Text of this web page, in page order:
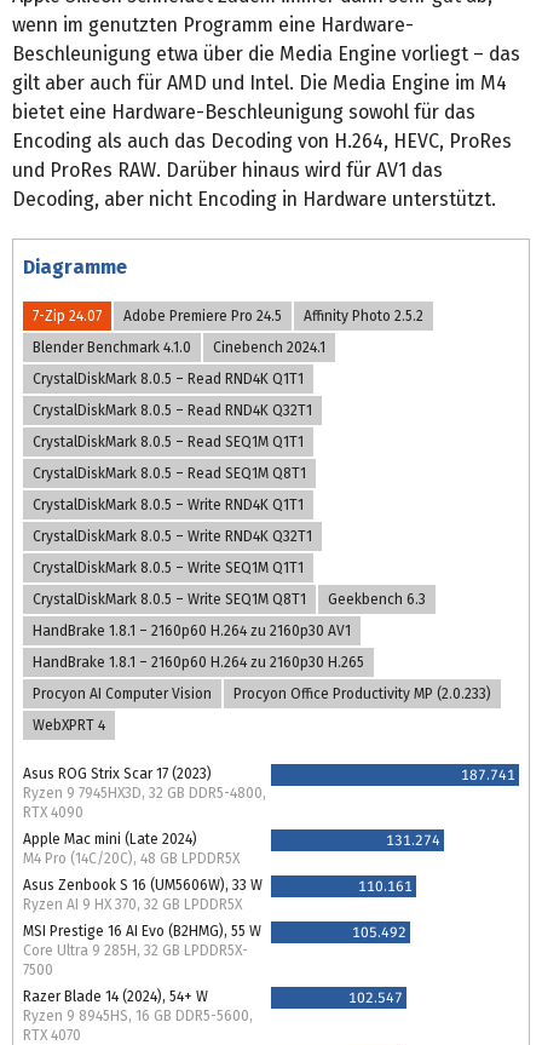
wenn im genutzten Programm eine Hardware-
Beschleunigung etwa über die Media Engine vorliegt – das
gilt aber auch für AMD und Intel. Die Media Engine im M4
bietet eine Hardware-Beschleunigung sowohl für das
Encoding als auch das Decoding von H.264, HEVC, ProRes
und ProRes RAW. Darüber hinaus wird für AV1 das
Decoding, aber nicht Encoding in Hardware unterstützt.
Diagramme
7-Zip 24.07 Adobe Premiere Pro 24.5
Affinity Photo 2.5.2
Blender Benchmark 4.1.0
Cinebench 2024.1
CrystalDiskMark 8.0.5 – Read RND4K Q1T1
CrystalDiskMark 8.0.5 – Read RND4K Q32T1
CrystalDiskMark 8.0.5 – Read SEQ1M Q1T1
CrystalDiskMark 8.0.5 – Read SEQ1M Q8T1
CrystalDiskMark 8.0.5 – Write RND4K Q1T1
CrystalDiskMark 8.0.5 – Write RND4K Q32T1
CrystalDiskMark 8.0.5 – Write SEQ1M Q1T1
CrystalDiskMark 8.0.5 – Write SEQ1M Q8T1
Geekbench 6.3
HandBrake 1.8.1 – 2160p60 H.264 zu 2160p30 AV1
HandBrake 1.8.1 – 2160p60 H.264 zu 2160p30 H.265
Procyon AI Computer Vision
Procyon Office Productivity MP (2.0.233)
WebXPRT 4
Asus ROG Strix Scar 17 (2023)
Ryzen 9 7945HX3D, 32 GB DDR5-4800,
RTX 4090
187.741
Apple Mac mini (Late 2024)
M4 Pro (14C/20C), 48 GB LPDDR5X
131.274
Asus Zenbook S 16 (UM5606W), 33 W
Ryzen AI 9 HX 370, 32 GB LPDDR5X
110.161
MSI Prestige 16 AI Evo (B2HMG), 55 W
Core Ultra 9 285H, 32 GB LPDDR5X-
7500
105.492
Razer Blade 14 (2024), 54+ W
Ryzen 9 8945HS, 16 GB DDR5-5600,
RTX 4070
102.547